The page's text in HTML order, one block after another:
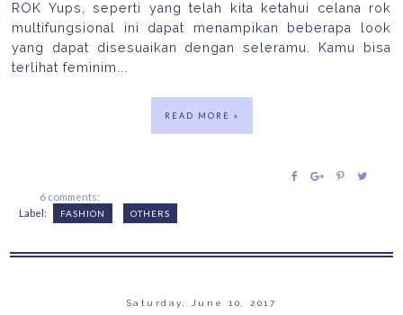
ROK Yups, seperti yang telah kita ketahui celana rok
multifungsional ini dapat menampikan beberapa look
yang dapat disesuaikan dengan seleramu. Kamu bisa
terlihat feminim...
READ MORE »
6 comments:
Label:
FASHION OTHERS
Saturday, June 10, 2017